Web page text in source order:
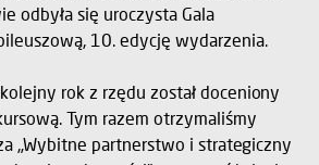
odbyła się uroczysta Gala
10. edycję wydarzenia.
rok z rzędu został doceniony
Tym razem otrzymaliśmy
„Wybitne partnerstwo i strategiczny